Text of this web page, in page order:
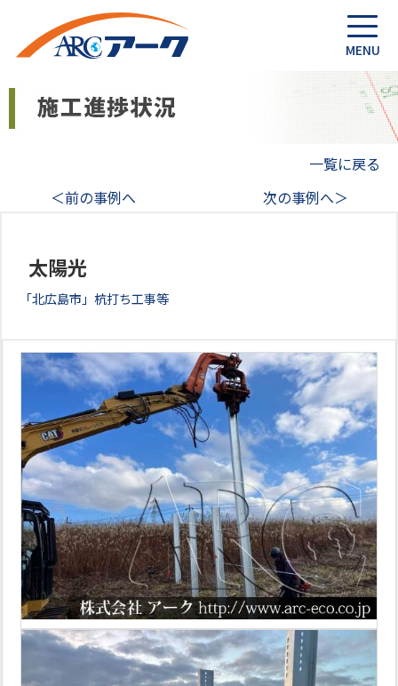
一覧に戻る
＜前の事例へ
次の事例へ＞
太陽光
「北広島市」杭打ち工事等